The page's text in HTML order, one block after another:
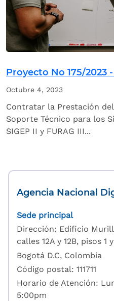
Proyecto No 175/2023
Octubre 4, 2023
Contratar la Prestación
Soporte Técnico para los
SIGEP II y FURAG III...
Agencia Nacional
Sede principal
Dirección: Edificio
calles 12A y 12B, pisos 1
Bogotá D.C, Colombia
Código postal: 111711
Horario de Atención:
5:00pm